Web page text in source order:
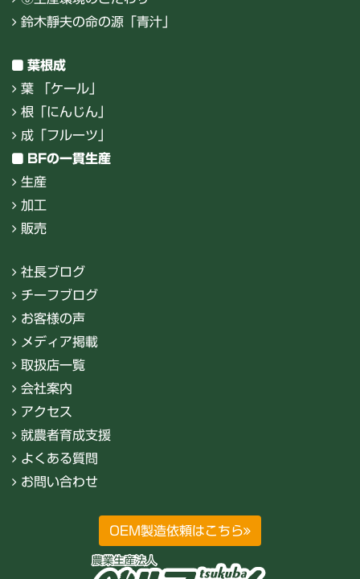
鈴木靜夫の命の源「青汁」
葉根成
葉 「ケール」
根「にんじん」
成「フルーツ」
BFの一貫生産
生産
加工
販売
社長ブログ
チーフブログ
お客様の声
メディア掲載
取扱店一覧
会社案内
アクセス
就農者育成支援
よくある質問
お問い合わせ
OEM製造依頼はこちら